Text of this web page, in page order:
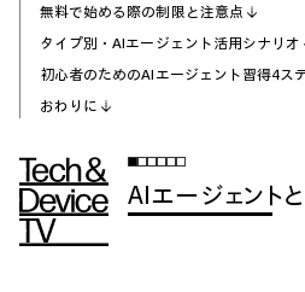
無料で始める際の制限と注意点
タイプ別・AIエージェント活用シナリオ
初心者のためのAIエージェント習得4ス
おわりに
AIエージェント